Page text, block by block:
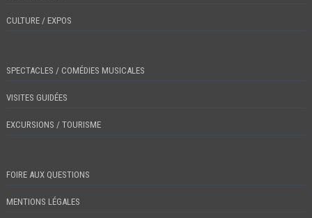
CULTURE / EXPOS
SPECTACLES / COMÉDIES MUSICALES
VISITES GUIDÉES
EXCURSIONS / TOURISME
FOIRE AUX QUESTIONS
MENTIONS LÉGALES